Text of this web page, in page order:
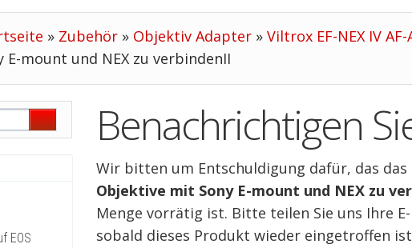
» Zubehör » Objektiv Adapter » Viltrox EF-NEX IV
mount und NEX zu verbindenII
EOS
Benachrichtigen
Wir bitten um Entschuldigung dafür, das das
Objektive mit Sony E-mount und NEX zu
Menge vorrätig ist. Bitte teilen Sie uns Ihre
sobald dieses Produkt wieder eingetroffen